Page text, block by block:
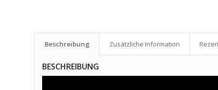
Beschreibung Zusätzliche Information
BESCHREIBUNG